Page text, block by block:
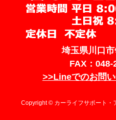
埼玉県川口
FAX：048-
>>Lineでのお問
Copyright © カーライフサポート・